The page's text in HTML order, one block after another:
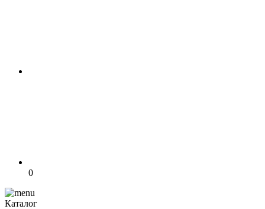
0
Каталог